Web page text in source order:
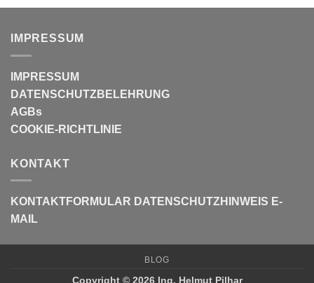
IMPRESSUM
IMPRESSUM
DATENSCHUTZBELEHRUNG
AGBs
COOKIE-RICHTLINIE
KONTAKT
KONTAKTFORMULAR DATENSCHUTZHINWEIS E-
MAIL
BLOG
Copyright © 2026 Ing. Helmut Pilhar